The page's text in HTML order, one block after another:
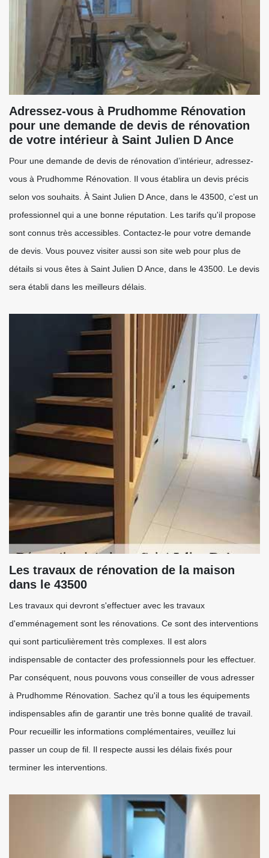
Adressez-vous à Prudhomme Rénovation
pour une demande de devis de rénovation
de votre intérieur à Saint Julien D Ance
Pour une demande de devis de rénovation d’intérieur, adressez-
vous à Prudhomme Rénovation. Il vous établira un devis précis
selon vos souhaits. À Saint Julien D Ance, dans le 43500, c’est un
professionnel qui a une bonne réputation. Les tarifs qu'il propose
sont connus très accessibles. Contactez-le pour votre demande
de devis. Vous pouvez visiter aussi son site web pour plus de
détails si vous êtes à Saint Julien D Ance, dans le 43500. Le devis
sera établi dans les meilleurs délais.
Les travaux de rénovation de la maison
dans le 43500
Les travaux qui devront s'effectuer avec les travaux
d'emménagement sont les rénovations. Ce sont des interventions
qui sont particulièrement très complexes. Il est alors
indispensable de contacter des professionnels pour les effectuer.
Par conséquent, nous pouvons vous conseiller de vous adresser
à Prudhomme Rénovation. Sachez qu'il a tous les équipements
indispensables afin de garantir une très bonne qualité de travail.
Pour recueillir les informations complémentaires, veuillez lui
passer un coup de fil. Il respecte aussi les délais fixés pour
terminer les interventions.